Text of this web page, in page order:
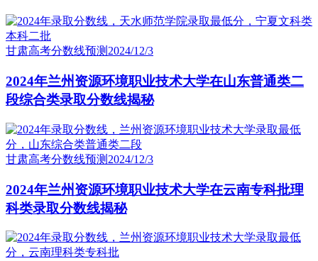
甘肃高考分数线预测2024/12/3
2024年兰州资源环境职业技术大学在山东普通类二
段综合类录取分数线揭秘
甘肃高考分数线预测 2024/12/3
2024年兰州资源环境职业技术大学在云南专科批理
科类录取分数线揭秘